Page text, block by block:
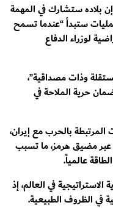
وقال وزير الدفاع البريطاني John Healey إن بلاده ستشارك في المهمة
أن العمليات ستبدأ “عندما تسمح
لوزراء الدفاع
وذات مصداقية”،
حرية الملاحة في
بالحرب مع إيران،
عبر مضيق هرمز، ما تسبب
عالمياً.
في العالم، إذ
في الظروف الطبيعية.